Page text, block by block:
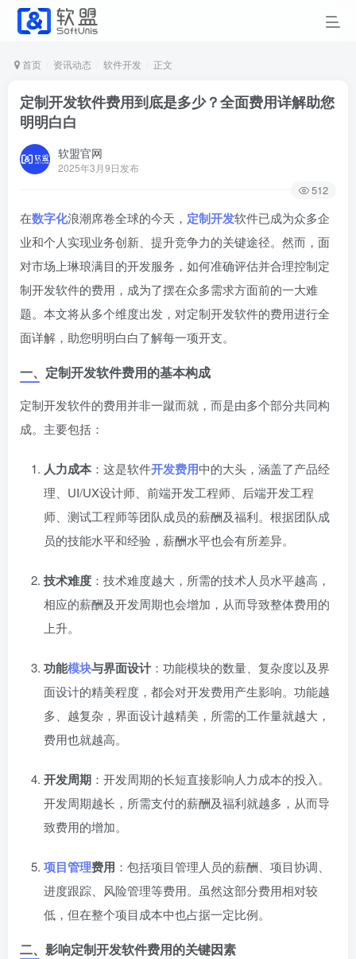
首页 资讯动态 软件开发 正文
定制开发软件费用到底是多少？全面费用详解助您
明明白白
软盟官网
2025年3月9日发布
512
在数字化浪潮席卷全球的今天， 定制开发软件已成为众多企
业和个人实现业务创新、提升竞争力的关键途径。然而，面
对市场上琳琅满目的开发服务，如何准确评估并合理控制定
制开发软件的费用，成为了摆在众多需求方面前的一大难
题。本文将从多个维度出发，对定制开发软件的费用进行全
面详解，助您明明白白了解每一项开支。
一、定制开发软件费用的基本构成
定制开发软件的费用并非一蹴而就，而是由多个部分共同构
成。主要包括：
人力成本：这是软件开发费用中的大头，涵盖了产品经
理、UI/UX设计师、前端开发工程师、后端开发工程
师、测试工程师等团队成员的薪酬及福利。根据团队成
员的技能水平和经验，薪酬水平也会有所差异。
技术难度 ：技术难度越大，所需的技术人员水平越高，
相应的薪酬及开发周期也会增加，从而导致整体费用的
上升。
功能模块与界面设计：功能模块的数量、复杂度以及界
面设计的精美程度，都会对开发费用产生影响。功能越
多、越复杂，界面设计越精美，所需的工作量就越大，
费用也就越高。
开发周期 ：开发周期的长短直接影响人力成本的投入。
开发周期越长，所需支付的薪酬及福利就越多，从而导
致费用的增加。
项目管理费用 ：包括项目管理人员的薪酬、项目协调、
进度跟踪、风险管理等费用。虽然这部分费用相对较
低，但在整个项目成本中也占据一定比例。
二、影响定制开发软件费用的关键因素